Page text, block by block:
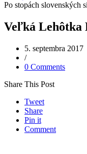
Po stopách slovenských
Veľká Lehôtka
5. septembra 2017
/
0 Comments
Share This Post
Tweet
Share
Pin it
Comment